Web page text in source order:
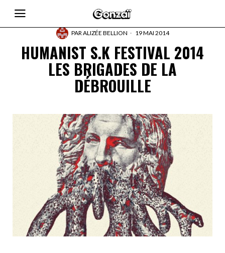
PARALIZÉE BELLION 19 MAI 2014
HUMANIST S.K FESTIVAL 2014
LES BRIGADES DE LA
DÉBROUILLE